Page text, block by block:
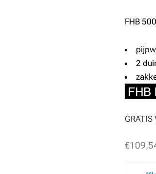
FHB
2
GRATIS
€FHB
50008